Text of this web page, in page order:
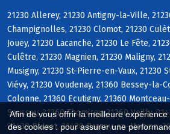
Afin de vous offrir la meilleure
des cookies : pour assurer une
21230 Allerey, 21230 Antigny-la-Ville,
Champignolles, 21230 Clomot, 21230
Jouey, 21230 Lacanche, 21230 Le Fête,
Culêtre, 21230 Magnien, 21230 Maligny,
Musigny, 21230 St-Pierre-en-Vaux, 21230
Viévy, 21230 Voudenay, 21360 Bessey-la-
Colonne, 21360 Ecutigny, 21360
Saussey, 21360 Thomirey, 21360 Veilly,
21430 Blanot, 21430 Brazey-en-Morvan,